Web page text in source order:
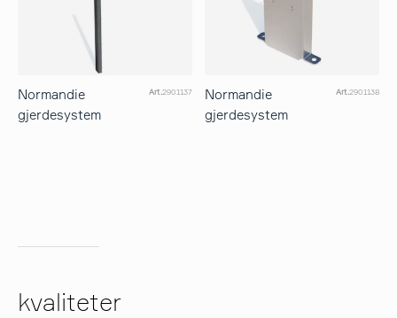
Normandie
gjerdesystem
Art.2901137
Normandie
gjerdesystem
Art.2901138
kvaliteter